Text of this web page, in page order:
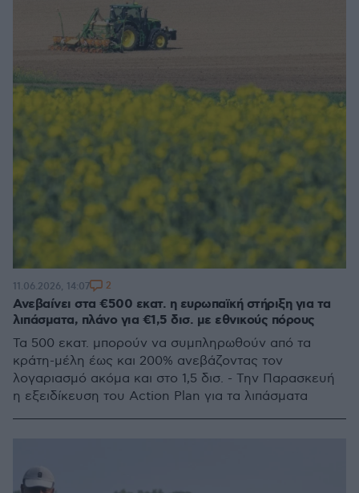
Ανεβαίνει στα €500 εκατ. η ευρωπαϊκή στήριξη για τα
λιπάσματα, πλάνο για €1,5 δισ. με εθνικούς πόρους
Τα 500 εκατ. μπορούν να συμπληρωθούν από τα
κράτη-μέλη έως και 200% ανεβάζοντας τον
λογαριασμό ακόμα και στο 1,5 δισ. - Την Παρασκευή
η εξειδίκευση του Action Plan για τα λιπάσματα
11.06.2026, 14:07 2